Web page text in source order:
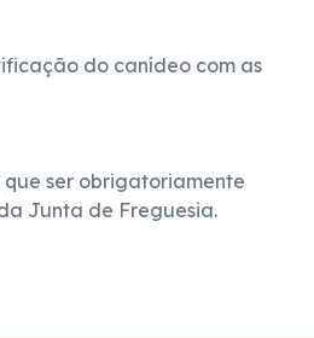
do canídeo com as
que ser obrigatoriamente
Junta de Freguesia.